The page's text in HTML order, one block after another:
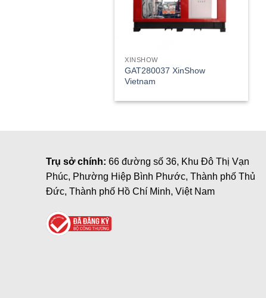
XINSHOW
GAT280037 XinShow
Vietnam
Trụ sở chính: 66 đường số 36, Khu Đô Thị Vạn
Phúc, Phường Hiệp Bình Phước, Thành phố Thủ
Đức, Thành phố Hồ Chí Minh, Việt Nam